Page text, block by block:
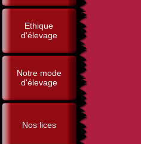
Ethique
d'élevage
Notre mode
d'élevage
Nos lices